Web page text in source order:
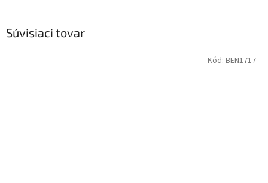
Súvisiaci tovar
Kód: BEN1717